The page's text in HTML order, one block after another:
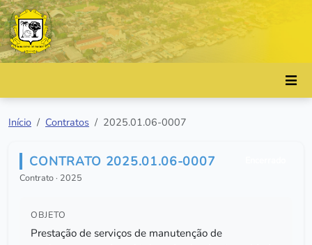
Início Contratos 2025.01.06-0007
CONTRATO 2025.01.06-0007
Contrato · 2025
OBJETO
Prestação de serviços de manutenção de